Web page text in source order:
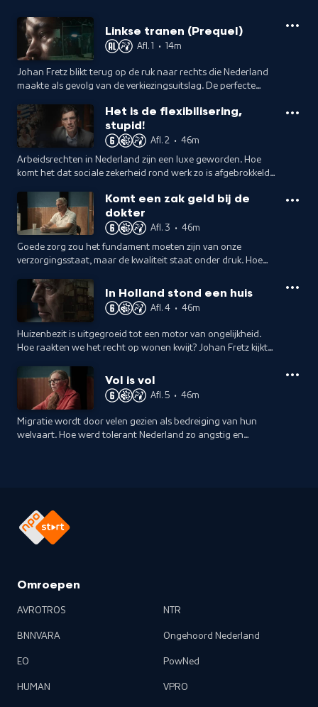
Linkse tranen (Prequel)
Afl. 1 • 14m
Johan Fretz blikt terug op de ruk naar rechts die Nederland
maakte als gevolg van de verkiezingsuitslag. De perfecte
Het is de flexibilisering,
stupid!
Afl. 2 • 46m
Arbeidsrechten in Nederland zijn een luxe geworden. Hoe
komt het dat sociale zekerheid rond werk zo is afgebrokkeld?
Baarsma en Coen Teulings.Komt een zak geld bij de
dokter
Afl. 3 • 46m
Goede zorg zou het fundament moeten zijn van onze
verzorgingsstaat, maar de kwaliteit staat onder druk. Hoe
het met experts.
In Holland stond een huis
Afl. 4 • 46m
Huizenbezit is uitgegroeid tot een motor van ongelijkheid.
Hoe raakten we het recht op wonen kwijt? Johan Fretz kijkt
Vol is vol
Afl. 5 • 46m
Migratie wordt door velen gezien als bedreiging van hun
welvaart. Hoe werd tolerant Nederland zo angstig en
Omroepen
AVROTROS
BNNVARA
EO
HUMAN
NTR
Ongehoord Nederland
PowNed
VPRO